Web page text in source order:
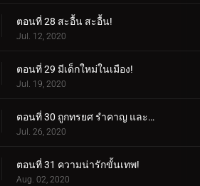
ตอนที่ 28 สะอื้น สะอื้น!
Jul. 12, 2020
ตอนที่ 29 มีเด็กใหม่ในเมือง!
Jul. 19, 2020
ตอนที่ 30 ถูกทรยศ รำคาญ และถูกกดดัน!
Jul. 26, 2020
ตอนที่ 31 ความน่ารักขั้นเทพ!
Aug. 02, 2020